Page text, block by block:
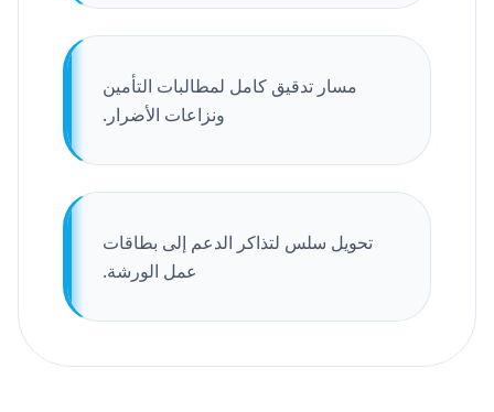
مسار تدقيق كامل لمطالبات التأمين
ونزاعات الأضرار.
تحويل سلس لتذاكر الدعم إلى بطاقات
عمل الورشة.